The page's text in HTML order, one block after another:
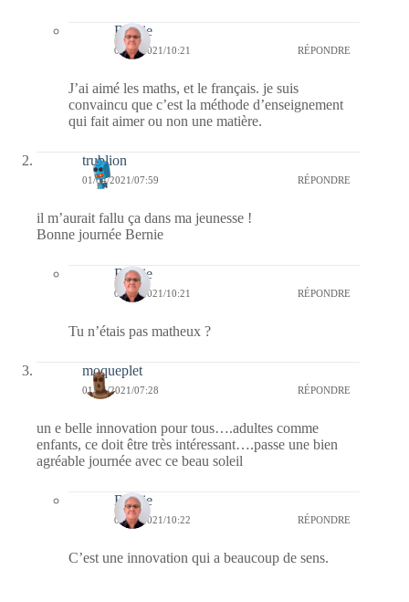
Bernie
01/04/2021/10:21 RÉPONDRE
J’ai aimé les maths, et le français. je suis
convaincu que c’est la méthode d’enseignement
qui fait aimer ou non une matière.
trublion
01/04/2021/07:59 RÉPONDRE
il m’aurait fallu ça dans ma jeunesse !
Bonne journée Bernie
Bernie
01/04/2021/10:21 RÉPONDRE
Tu n’étais pas matheux ?
moqueplet
01/04/2021/07:28 RÉPONDRE
un e belle innovation pour tous….adultes comme
enfants, ce doit être très intéressant….passe une bien
agréable journée avec ce beau soleil
Bernie
01/04/2021/10:22 RÉPONDRE
C’est une innovation qui a beaucoup de sens.